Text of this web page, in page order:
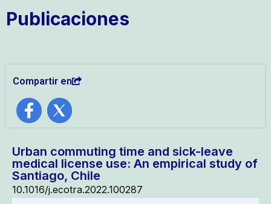
Publicaciones
Compartir en
Urban commuting time and sick-leave
medical license use: An empirical study of
Santiago, Chile
10.1016/j.ecotra.2022.100287